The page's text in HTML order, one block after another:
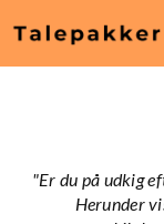
til
"Er du på udkig
Herunder